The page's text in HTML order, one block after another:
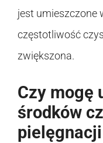
jest umieszczone
częstotliwość
zwiększona.
Czy mogę
środków